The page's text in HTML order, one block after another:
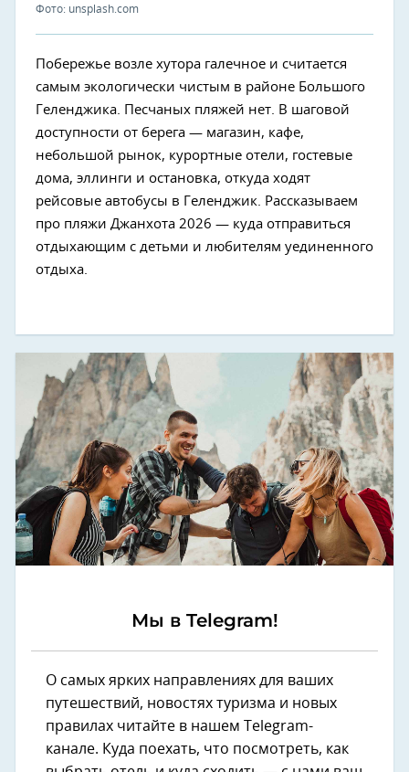
Фото: unsplash.com
Побережье возле хутора галечное и считается
самым экологически чистым в районе Большого
Геленджика. Песчаных пляжей нет. В шаговой
доступности от берега — магазин, кафе,
небольшой рынок, курортные отели, гостевые
дома, эллинги и остановка, откуда ходят
рейсовые автобусы в Геленджик. Рассказываем
про пляжи Джанхота 2026 — куда отправиться
отдыхающим с детьми и любителям уединенного
отдыха.
Мы в Telegram!
О самых ярких направлениях для ваших
путешествий, новостях туризма и новых
правилах читайте в нашем Telegram-
канале. Куда поехать, что посмотреть, как